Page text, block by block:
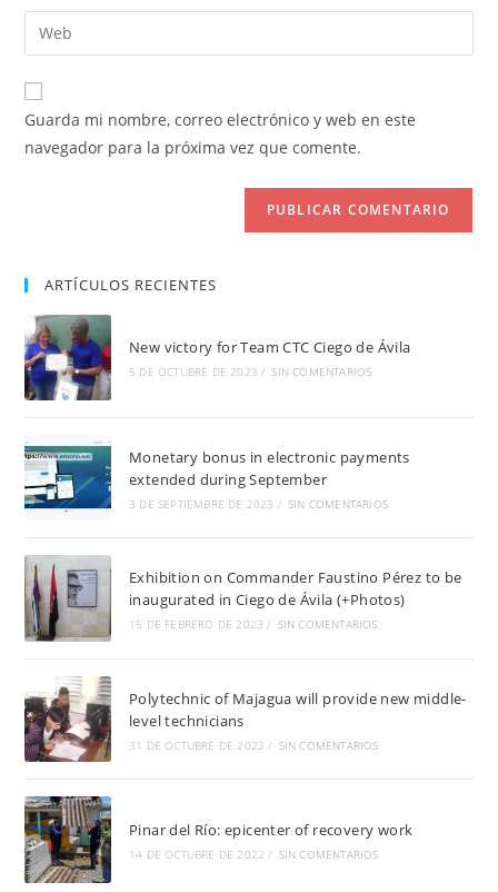
de
usuario
para
comentar
dirección
de
electrónico
para
comentar
Introduce
la
URL
de
Guarda mi nombre, correo electrónico y web en este
navegador para la próxima vez que comente.
ARTÍCULOS RECIENTES
New victory for Team CTC Ciego de Ávila
5 DE OCTUBRE DE 2023 / SIN COMENTARIOS
Monetary bonus in electronic payments
extended during September
3 DE SEPTIEMBRE DE 2023 / SIN COMENTARIOS
Exhibition on Commander Faustino Pérez to be
inaugurated in Ciego de Ávila (+Photos)
15 DE FEBRERO DE 2023 / SIN COMENTARIOS
Polytechnic of Majagua will provide new middle-
level technicians
31 DE OCTUBRE DE 2022 / SIN COMENTARIOS
Pinar del Río: epicenter of recovery work
14 DE OCTUBRE DE 2022 / SIN COMENTARIOS